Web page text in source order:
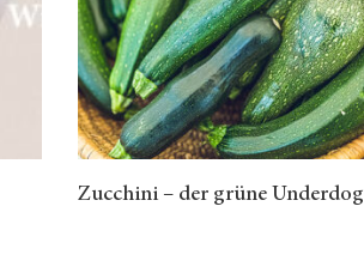
Zucchini – der grüne Underdog